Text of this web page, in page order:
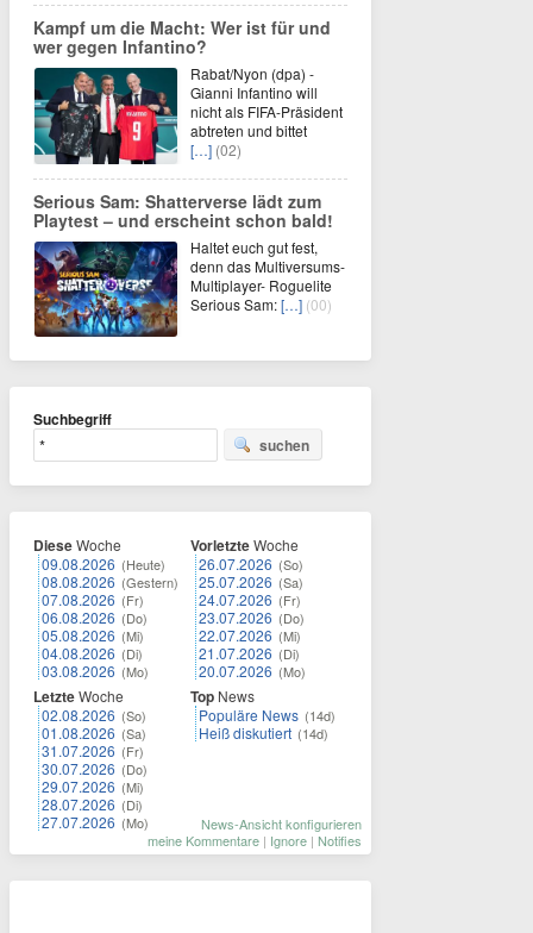
Kampf um die Macht: Wer ist für und
wer gegen Infantino?
Rabat/Nyon (dpa) -
Gianni Infantino will
nicht als FIFA-Präsident
abtreten und bittet
[…] (02)
Serious Sam: Shatterverse lädt zum
Playtest – und erscheint schon bald!
Haltet euch gut fest,
denn das Multiversums-
Multiplayer- Roguelite
Serious Sam:[…] (00)
Suchbegriff
suchen
DieseWoche
09.08.2026 (Heute)
08.08.2026 (Gestern)
07.08.2026 (Fr)
06.08.2026 (Do)
05.08.2026 (Mi)
04.08.2026 (Di)
03.08.2026 (Mo)
LetzteWoche
02.08.2026 (So)
01.08.2026 (Sa)
31.07.2026 (Fr)
30.07.2026 (Do)
29.07.2026 (Mi)
28.07.2026 (Di)
27.07.2026 (Mo)
VorletzteWoche
26.07.2026 (So)
25.07.2026 (Sa)
24.07.2026 (Fr)
23.07.2026 (Do)
22.07.2026 (Mi)
21.07.2026 (Di)
20.07.2026 (Mo)
Top News
Populäre News (14d)
Heiß diskutiert (14d)
News-Ansicht konfigurieren
meine Kommentare | Ignore | Notifies